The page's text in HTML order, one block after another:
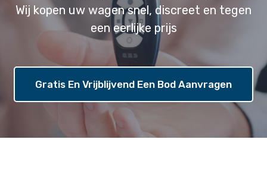
Wij kopen uw wagen snel, discreet en tegen
een eerlijke prijs
Gratis En Vrijblijvend Een Bod Aanvragen